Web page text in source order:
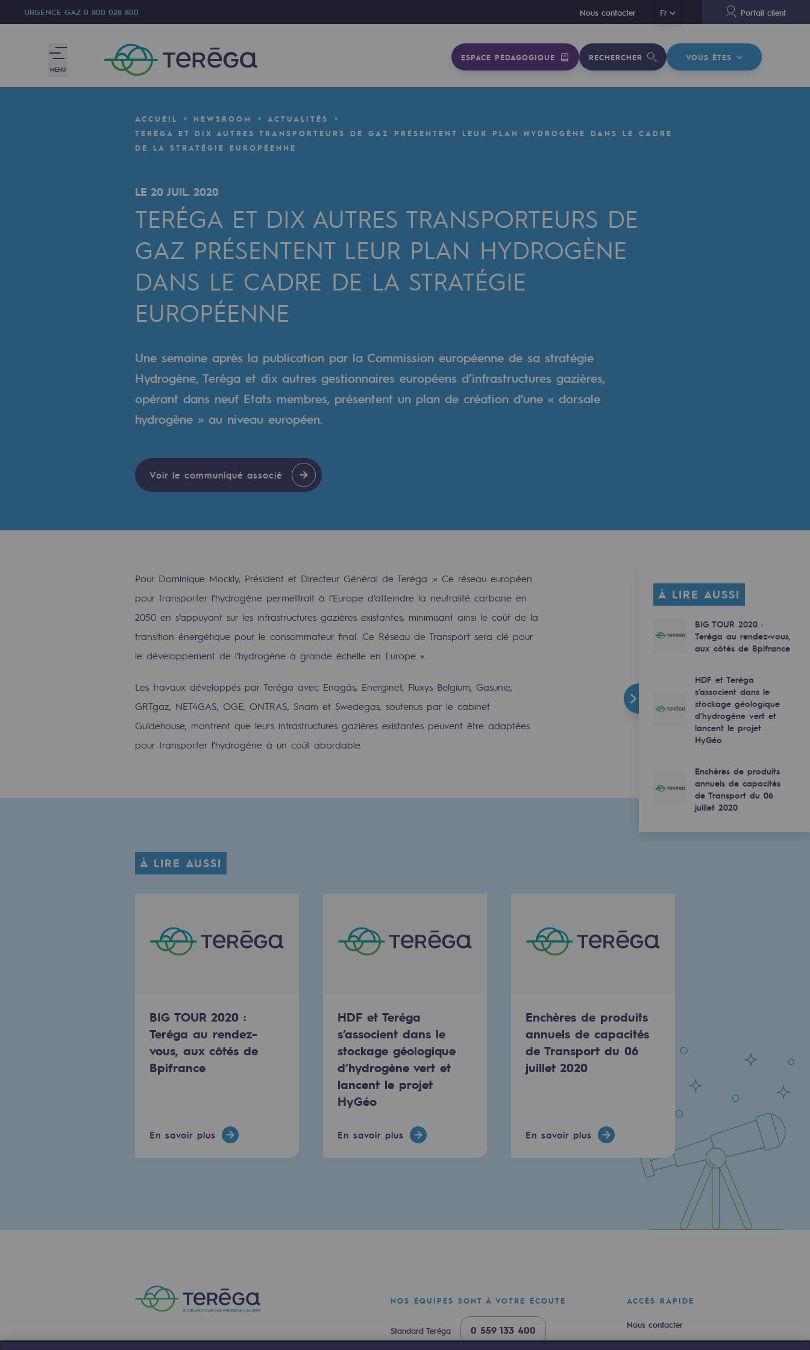
URGENCE GAZ 0 800 028 800 Nous contacter Fr
En Portail client
MENU
ESPACE PÉDAGOGIQUE RECHERCHER VOUS ÊTES
Nous sommes
Accélérateur de la transition énergétique
Un réseau local et européen
Une organisation adaptative et ouverte
Transversalité et Collaboratif
Notre culture et nos valeurs
Notre organisation
Gouvernance
Publications institutionnelles
Où nous trouver
Les énergies d'avenir
Les énergies d'avenir
Gaz renouvelables et procédés durables
Pyrogazéification et gazéification hydrothermale
Captage de CO2
Nouveaux usages
Espace pédagogique
Espace pédagogique
Objectif Hydrogène
CCUS Objectif Zéro CO2
Objectif Biométhane
Acteur engagé
Acteur engagé
BE POSITIF, le programme de responsabilité environnementale
Décarbonation : une priorité
Limitation des émissions atmosphériques
ACCUEIL NEWSROOM
ACTUALITÉS
TERÉGA ET DIX AUTRES TRANSPORTEURS DE GAZ PRÉSENTENT LEUR PLAN HYDROGÈNE DANS LE CADRE
DE LA STRATÉGIE EUROPÉENNE
LE 20 JUIL. 2020
TERÉGA ET DIX AUTRES TRANSPORTEURS DE
GAZ PRÉSENTENT LEUR PLAN HYDROGÈNE
DANS LE CADRE DE LA STRATÉGIE
EUROPÉENNE
Une semaine après la publication par la Commission européenne de sa stratégie
Hydrogène, Teréga et dix autres gestionnaires européens d’infrastructures gazières,
opérant dans neuf Etats membres, présentent un plan de création d’une « dorsale
hydrogène » au niveau européen.
Voir le communiqué associé
Pour Dominique Mockly, Président et Directeur Général de Teréga :« Ce réseau européen
pour transporter l’hydrogène permettrait à l’Europe d’atteindre la neutralité carbone en
2050 en s’appuyant sur les infrastructures gazières existantes, minimisant ainsi le coût de la
transition énergétique pour le consommateur final. Ce Réseau de Transport sera clé pour
le développement de l’hydrogène à grande échelle en Europe ».
Les travaux développés par Teréga avec Enagás, Energinet, Fluxys Belgium, Gasunie,
GRTgaz, NET4GAS, OGE, ONTRAS, Snam et Swedegas, soutenus par le cabinet
Guidehouse, montrent que leurs infrastructures gazières existantes peuvent être adaptées
pour transporter l’hydrogène à un coût abordable.
À LIRE AUSSI
BIG TOUR 2020 :
Teréga au rendez-vous,
aux côtés de Bpifrance
HDF et Teréga
s’associent dans le
stockage géologique
d’hydrogène vert et
lancent le projet
HyGéo
Enchères de produits
annuels de capacités
de Transport du 06
juillet 2020
À LIRE AUSSI
BIG TOUR 2020 :
Teréga au rendez-
vous, aux côtés de
Bpifrance
En savoir plus
HDF et Teréga
s’associent dans le
stockage géologique
d’hydrogène vert et
lancent le projet
HyGéo
En savoir plus
Enchères de produits
annuels de capacités
de Transport du 06
juillet 2020
En savoir plus
NOS ÉQUIPES SONT À VOTRE ÉCOUTE
Standard Teréga 0 559 133 400
ACCÈS RAPIDE
Nous contacter